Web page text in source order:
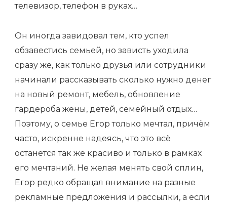
телевизор, телефон в руках…
Он иногда завидовал тем, кто успел
обзавестись семьей, но зависть уходила
сразу же, как только друзья или сотрудники
начинали рассказывать сколько нужно денег
на новый ремонт, мебель, обновление
гардероба жены, детей, семейный отдых…
Поэтому, о семье Егор только мечтал, причём
часто, искренне надеясь, что это всё
останется так же красиво и только в рамках
его мечтаний. Не желая менять свой сплин,
Егор редко обращал внимание на разные
рекламные предложения и рассылки, а если